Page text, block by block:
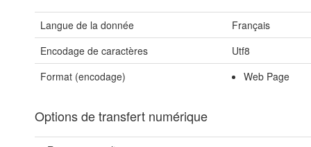
Langue de la donnée
Français
Encodage de caractères
Utf8
Format (encodage)
Web Page
Options de transfert numérique